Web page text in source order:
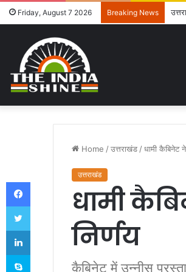
Friday, August 7 2026 Breaking News
Home /उत्तराखंड /धामी कैबिनेट
उत्तराखंड
धामी
निर्णय
कैबिनेट में उन्नीस